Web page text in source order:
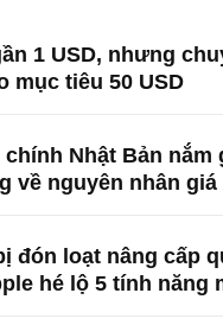
1 USD, nhưng
mục tiêu 50 USD
Nhật Bản nắm
về nguyên nhân giá
đón loạt nâng cấp
hé lộ 5 tính năng